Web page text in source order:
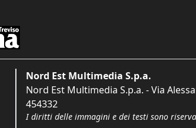
Nord Est Multimedia S.p.a.
Nord Est Multimedia S.p.a. - Via
454332
I diritti delle immagini e dei testi sono